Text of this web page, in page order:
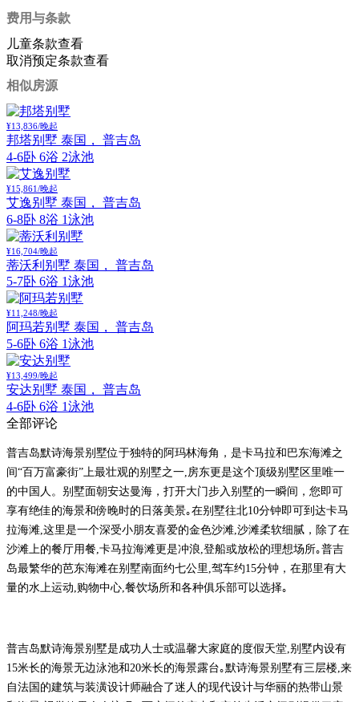
费用与条款
儿童条款查看
取消预定条款查看
相似房源
¥13,836/晚起
邦塔别墅 泰国， 普吉岛
4-6卧 6浴 2泳池
¥15,861/晚起
艾逸别墅 泰国， 普吉岛
6-8卧 8浴 1泳池
¥16,704/晚起
蒂沃利别墅 泰国， 普吉岛
5-7卧 6浴 1泳池
¥11,248/晚起
阿玛若别墅 泰国， 普吉岛
5-6卧 6浴 1泳池
¥13,499/晚起
安达别墅 泰国， 普吉岛
4-6卧 6浴 1泳池
全部评论
普吉岛默诗海景别墅位于独特的阿玛林海角，是卡马拉和巴东海滩之
间“百万富豪街”上最壮观的别墅之一,房东更是这个顶级别墅区里唯一
的中国人。别墅面朝安达曼海，打开大门步入别墅的一瞬间，您即可
享有绝佳的海景和傍晚时的日落美景｡在别墅往北10分钟即可到达卡马
拉海滩,这里是一个深受小朋友喜爱的金色沙滩,沙滩柔软细腻，除了在
沙滩上的餐厅用餐,卡马拉海滩更是冲浪,登船或放松的理想场所｡普吉
岛最繁华的芭东海滩在别墅南面约七公里,驾车约15分钟，在那里有大
量的水上运动,购物中心,餐饮场所和各种俱乐部可以选择｡
普吉岛默诗海景别墅是成功人士或温馨大家庭的度假天堂,别墅内设有
15米长的海景无边泳池和20米长的海景露台｡默诗海景别墅有三层楼,来
自法国的建筑与装潢设计师融合了迷人的现代设计与华丽的热带山景